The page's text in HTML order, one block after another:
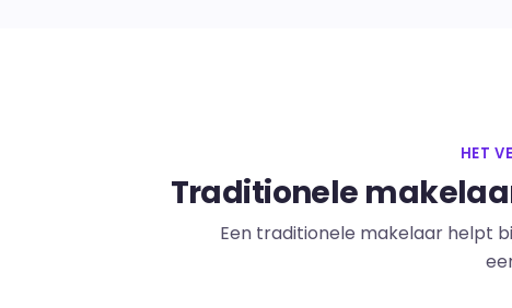
HET
Traditionele
Een traditionele makelaar helpt